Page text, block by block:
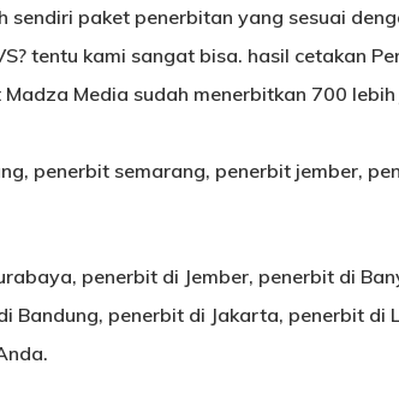
paket penerbitan yang sesuai
tentu kami sangat bisa. hasil cetakan
Media sudah menerbitkan 700
penerbit semarang, penerbit jember,
penerbit di Jember, penerbit di
penerbit di Jakarta, penerbit di